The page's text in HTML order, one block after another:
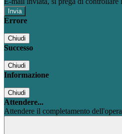
Errore
Chiudi
Successo
Chiudi
Informazione
Chiudi
Attendere...
Attendere il completamento